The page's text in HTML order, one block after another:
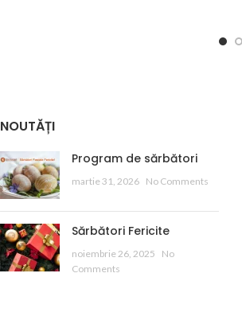
NOUTĂȚI
Program de sărbători
martie 31, 2026 No Comments
Sărbători Fericite
noiembrie 26, 2025
No
Comments